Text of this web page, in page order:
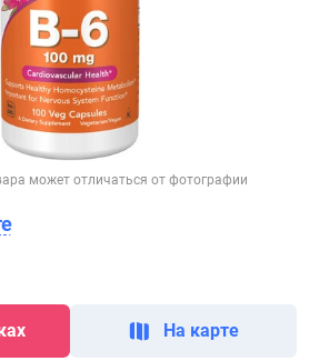
может отличаться от фотографии
На карте